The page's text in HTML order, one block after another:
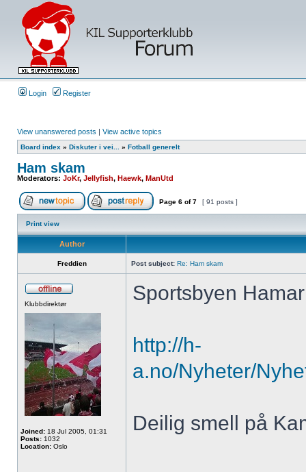
Login Register
View unanswered posts | View active topics
Board index » Diskuter i vei... » Fotball generelt
Ham skam
Moderators: JoKr, Jellyfish, Haewk, ManUtd
Page 6 of7 [ 91 posts ]
Print view
Author
Freddien Post subject: Re: Ham skam
Klubbdirektør
Joined: 18 Jul 2005, 01:31
Posts: 1032
Location: Oslo
Sportsbyen
http://h-
a.no/Nyheter/
Deilig smell på